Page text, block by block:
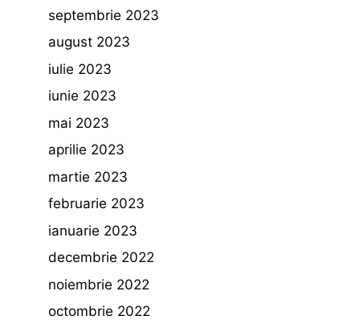
septembrie 2023
august 2023
iulie 2023
iunie 2023
mai 2023
aprilie 2023
martie 2023
februarie 2023
ianuarie 2023
decembrie 2022
noiembrie 2022
octombrie 2022